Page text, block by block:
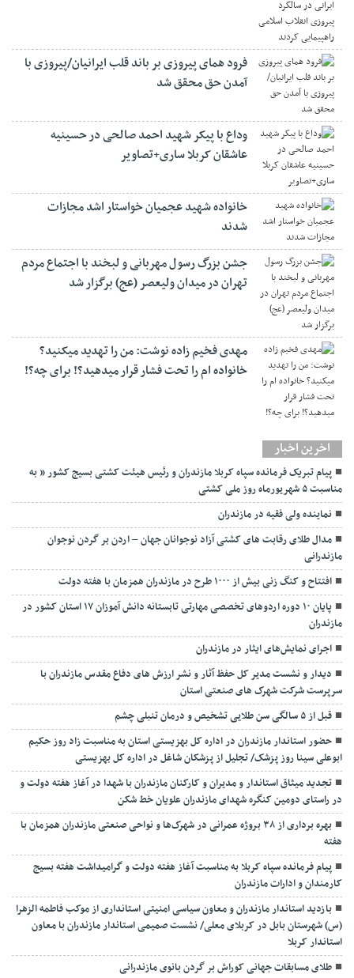
فرود همای پیروزی بر باند قلب ایرانیان/پیروزی با
آمدن حق محقق شد
وداع با پیکر شهید احمد صالحی‌ در حسینیه
عاشقان کربلا ساری+تصاویر
خانواده شهید عجمیان خواستار اشد مجازات
شدند
جشن بزرگ رسول مهربانی و لبخند با اجتماع مردم
تهران در میدان ولیعصر (عج) برگزار شد
مهدی فخیم زاده نوشت: من را تهدید میکنید؟
خانواده ام را‌ تحت فشار قرار میدهید؟! برای چه؟!
اخرین اخبار
پیام تبریک فرمانده سپاه کربلا مازندران و رئیس هیئت کشتی بسیج کشور ” به
مناسبت ۵ شهریورماه روز ملی کشتی
نماينده ولی فقیه در مازندران
مدال طلای رقابت های کشتی آزاد نوجوانان جهان – اردن بر گردن نوجوان
مازندرانی
افتتاح و کنگ زنی بیش از ۱۰۰۰ طرح در مازندران همزمان با هفته دولت
پایان ۱۰ دوره اردوهای تخصصی مهارتی تابستانه دانش آموزان ۱۷ استان کشور در
مازندران
اجرای نمایش‌های ایثار در مازندران
دیدار و نشست مدیر کل حفظ آثار و نشر ارزش های دفاع مقدس مازندران با
سرپرست شرکت شهرک های صنعتی استان
قبل از ۵ سالگی سن طلایی تشخیص و درمان تنبلی چشم
حضور استاندار مازندران در اداره کل بهزیستی استان به مناسبت زاد روز حکیم
ابوعلی سینا روز پزشک/ تجلیل از پزشکان شاغل در اداره کل بهزیستی
تجدید میثاق استاندار و مدیران و کارکنان مازندران با شهدا در آغاز هفته دولت و
در راستای دومین کنگره شهدای مازندران علویان خط شکن
بهره برداری از ۳۸ بروژه عمرانی در شهرک‌ها و نواحی صنعتی مازندران همزمان با
هفته
پیام فرمانده سپاه کربلا به مناسبت آغاز هفته دولت و گرامیداشت هفته بسیج
کارمندان و ادارات مازندران
بازدید استاندار مازندران و معاون سیاسی امنیتی استانداری از موکب فاطمه الزهرا
(س) شهرستان بابل در کربلای معلی/ نشست صمیمی استاندار مازندران با معاون
استاندار کربلا
طلای مسابقات جهانی کوراش بر گردن بانوی مازندرانی